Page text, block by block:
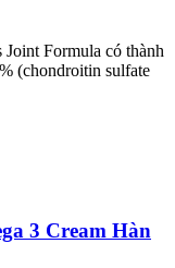
Formula có thành
(chondroitin sulfate
3 Cream Hàn